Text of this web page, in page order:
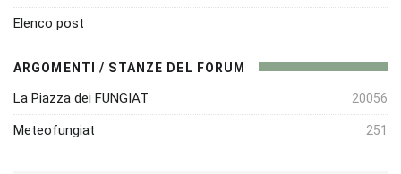
Elenco post
ARGOMENTI / STANZE DEL FORUM
La Piazza dei FUNGIAT 20056
Meteofungiat 251